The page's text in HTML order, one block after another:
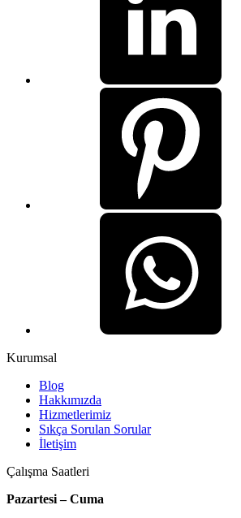
Kurumsal
Blog
Hakkımızda
Hizmetlerimiz
Sıkça Sorulan Sorular
İletişim
Çalışma Saatleri
Pazartesi – Cuma